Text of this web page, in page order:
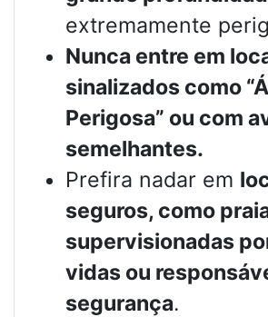
extremamente
Nunca entre em
sinalizados como
Perigosa” ou com
semelhantes.
Prefira nadar em
seguros, como
supervisionadas
vidas ou
segurança.